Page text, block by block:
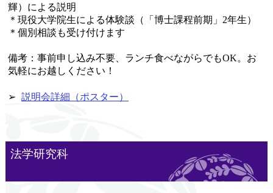
輝）による説明
＊現役大学院生による体験談（「博士課程前期」2年生）
＊個別相談も受け付けます
備考：事前申し込み不要、ランチ食べながらでもOK。お
気軽にお越しください！
➢ 説明会詳細（ポスター）
法学研究科